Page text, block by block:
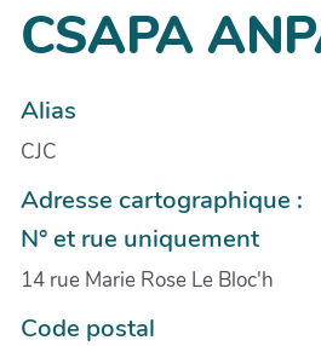
CSAPA
Alias
CJC
Adresse cartographique :
N° et rue uniquement
14 rue Marie Rose Le Bloc'h
Code postal